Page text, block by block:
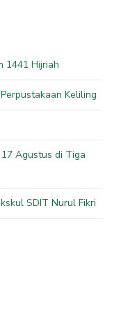
1441 Hijriah
Keliling
Agustus di Tiga
SDIT Nurul Fikri